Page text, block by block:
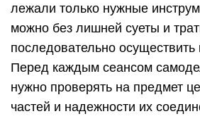
лежали только нужные
можно без лишней суеты и
последовательно осуществить
Перед каждым сеансом
нужно проверять на предмет
частей и надежности их